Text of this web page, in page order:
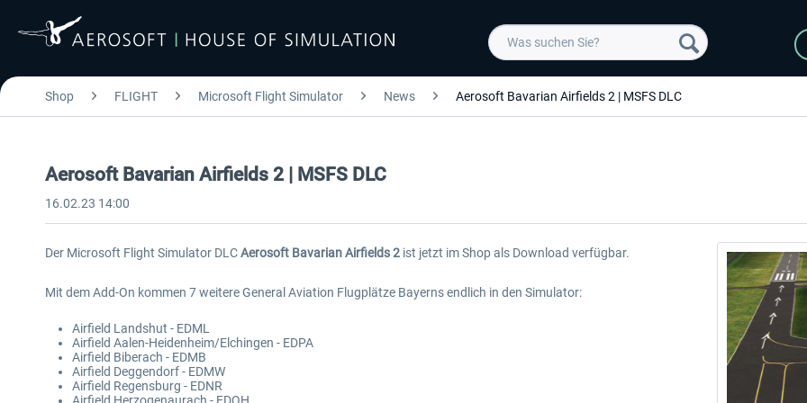
Shop FLIGHT Microsoft Flight Simulator News Aerosoft Bavarian Airfields 2 | MSFS DLC
Aerosoft Bavarian Airfields 2 | MSFS DLC
16.02.23 14:00
Der Microsoft Flight Simulator DLCAerosoft Bavarian Airfields 2 ist jetzt im Shop als Download verfügbar.
Mit dem Add-On kommen 7 weitere General Aviation Flugplätze Bayerns endlich in den Simulator:
Airfield Landshut - EDML
Airfield Aalen-Heidenheim/Elchingen - EDPA
Airfield Biberach - EDMB
Airfield Deggendorf - EDMW
Airfield Regensburg - EDNR